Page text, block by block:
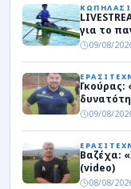
για το
09/08/
Γκούρας:
09/08/
Βαζέχα:
(video)
08/08/